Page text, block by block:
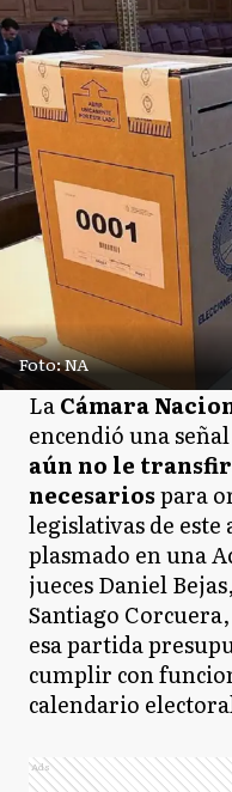
Foto: NA
LaCámara
encendió una
aún no le
necesariospara
legislativas de
plasmado en una
jueces Daniel
Santiago
esa partida
cumplir con
calendario
Ads